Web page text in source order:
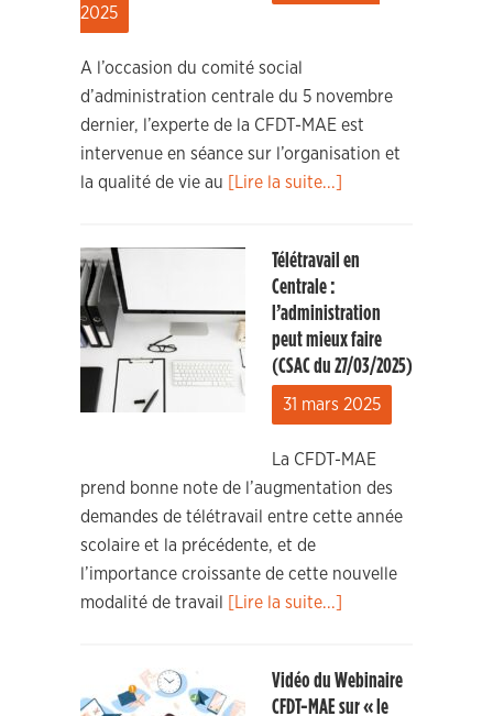
2025
A l’occasion du comité social
d’administration centrale du 5 novembre
dernier, l’experte de la CFDT-MAE est
intervenue en séance sur l’organisation et
la qualité de vie au
[Lire la suite...]
Télétravail en
Centrale :
l’administration
peut mieux faire
(CSAC du 27/03/2025)
31 mars 2025
La CFDT-MAE
prend bonne note de l’augmentation des
demandes de télétravail entre cette année
scolaire et la précédente, et de
l’importance croissante de cette nouvelle
modalité de travail
[Lire la suite...]
Vidéo du Webinaire
CFDT-MAE sur « le